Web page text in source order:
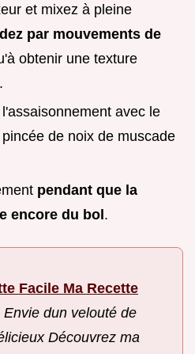
et mixez à pleine
par mouvements de
obtenir une texture
avec le
de noix de muscade
pendant que la
encore du bol.
Facile Ma Recette
Envie dun velouté de
Découvrez ma